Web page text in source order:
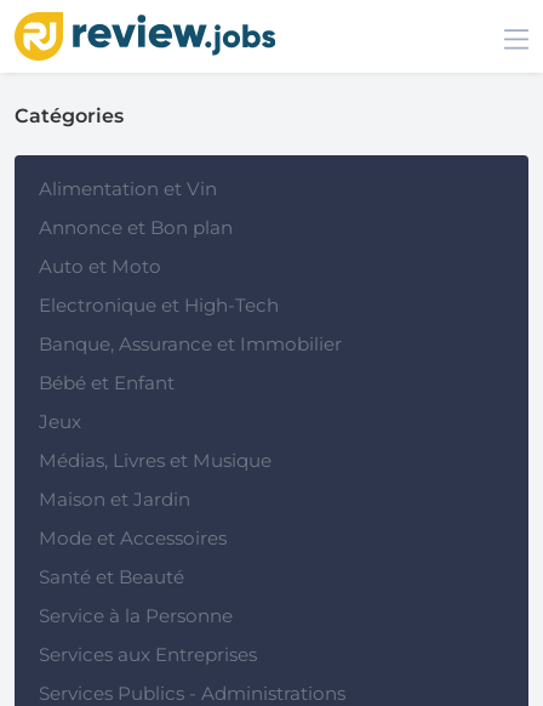
Catégories
Alimentation et Vin
Annonce et Bon plan
Auto et Moto
Electronique et High-Tech
Banque, Assurance et Immobilier
Bébé et Enfant
Jeux
Médias, Livres et Musique
Maison et Jardin
Mode et Accessoires
Santé et Beauté
Service à la Personne
Services aux Entreprises
Services Publics - Administrations